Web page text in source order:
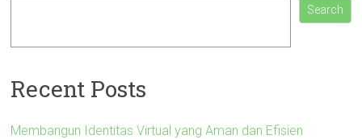
Search
Recent Posts
Membangun Identitas Virtual yang Aman dan Efisien